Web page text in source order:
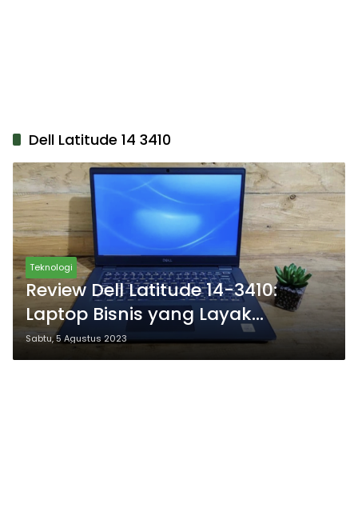
Dell Latitude 14 3410
Teknologi
Review Dell Latitude 14-3410:
Laptop Bisnis yang Layak
Dipertimbangkan di Tahun 2023!
Sabtu, 5 Agustus 2023